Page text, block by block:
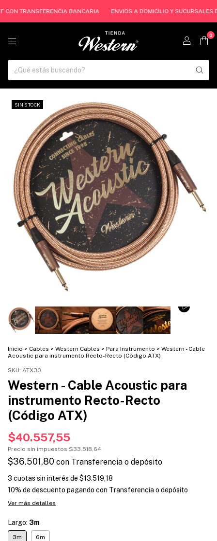
TRANSFERENCIA BANCARIA ENVIOS A DOMICILIO Y SUCURSALES
0
SIN STOCK
Inicio > Cables > Western Cables > Para Instrumento > Western - Cable
Acoustic para instrumento Recto-Recto (Código ATX)
SKU: ATX30
Western - Cable Acoustic para
instrumento Recto-Recto
(Código ATX)
$40.557,55
Precio sin impuestos $33.518,64
$36.501,80 con Transferencia o depósito
3 cuotas sin interés de $13.519,18
10% de descuento pagando con Transferencia o depósito
Ver más detalles
Largo: 3m
3m 6m